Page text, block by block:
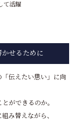
て活躍
せるために
伝えたい思い」に向
ができるのか。
み替えながら、